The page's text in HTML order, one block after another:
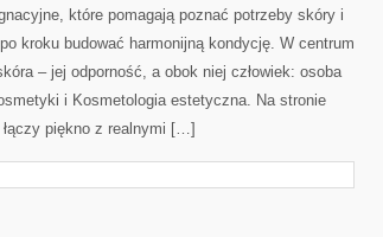
które pomagają poznać potrzeby skóry i
kroku budować harmonijną kondycję. W centrum
– jej odporność, a obok niej człowiek: osoba
i Kosmetologia estetyczna. Na stronie
piękno z realnymi […]